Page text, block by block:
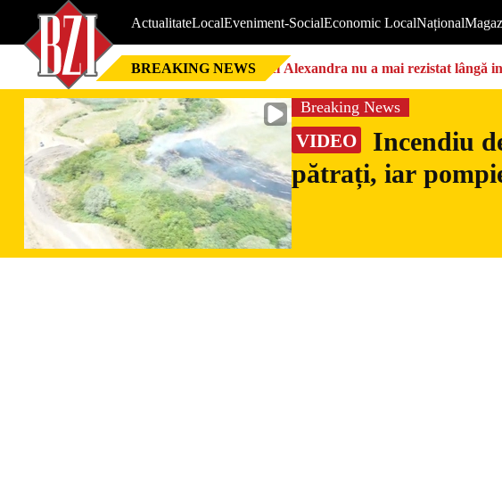
ActualitateLocalEveniment-SocialEconomic LocalNațional
BREAKING NEWS Nici Alexandra nu a mai rezistat
Breaking News
VIDEO
Incendiu
pătrați, iar